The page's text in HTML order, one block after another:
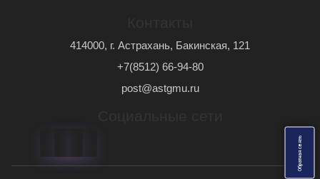
О
б
р
а
т
н
а
я
с
в
я
з
ь
414000, г. Астрахань, Бакинская, 121
+7(8512) 66-94-80
post@astgmu.ru